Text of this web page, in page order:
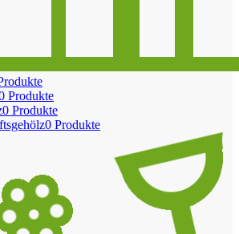
Produkte
0 Produkte
0 Produkte